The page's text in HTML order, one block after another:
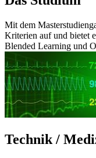
Mit dem
Kriterien auf und bietet
Blended Learning und
Technik /